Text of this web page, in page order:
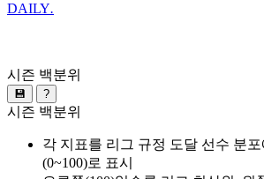
DAILY.
시즌 백분위
💾 ?
시즌 백분위
각 지표를 리그 규정 도달 선수 분포
(0~100)로 표시